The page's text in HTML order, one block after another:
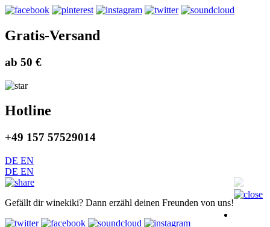
Gratis-Versand
ab 50 €
Hotline
+49 157 57529014
DE EN
DE EN
Gefällt dir winekiki? Dann erzähl deinen Freunden von uns!